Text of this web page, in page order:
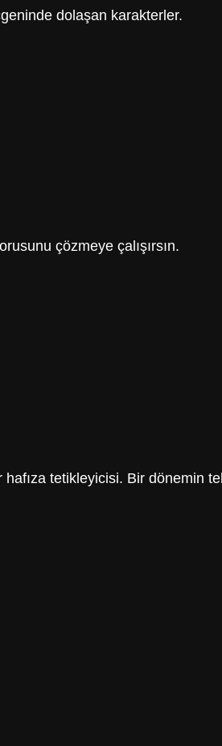
dolaşan karakterler.
çözmeye çalışırsın.
tetikleyicisi. Bir dönemin